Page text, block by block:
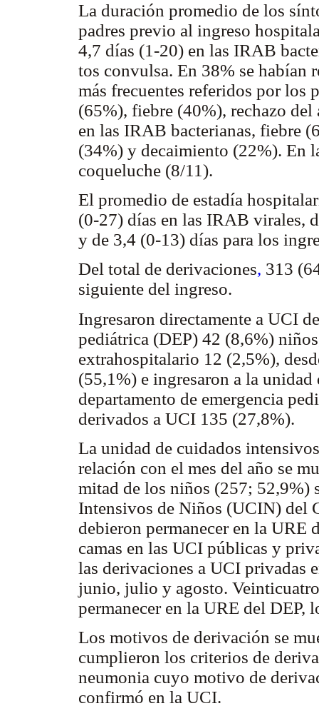
La duración promedio de los
padres previo al ingreso
4,7 días (1-20) en las IRAB
tos convulsa. En 38% se habían
más frecuentes referidos por los
(65%), fiebre (40%), rechazo
en las IRAB bacterianas, fiebre
(34%) y decaimiento (22%). En
coqueluche (8/11).
El promedio de estadía
(0-27) días en las IRAB virales,
y de 3,4 (0-13) días para los
Del total de derivaciones, 313
siguiente del ingreso.
Ingresaron directamente a UCI
pediátrica (DEP) 42 (8,6%) niños
extrahospitalario 12 (2,5%),
(55,1%) e ingresaron a la
departamento de emergencia
derivados a UCI 135 (27,8%).
La unidad de cuidados
relación con el mes del año se
mitad de los niños (257; 52,9%)
Intensivos de Niños (UCIN) del
debieron permanecer en la
camas en las UCI públicas y
las derivaciones a UCI privadas
junio, julio y agosto.
permanecer en la URE del DEP,
Los motivos de derivación se
cumplieron los criterios de
neumonia cuyo motivo de
confirmó en la UCI.